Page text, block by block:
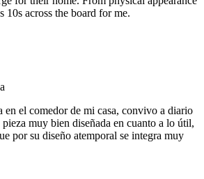
10s across the board for me.
en el comedor de mi casa, convivo a diario
muy bien diseñada en cuanto a lo útil,
por su diseño atemporal se integra muy